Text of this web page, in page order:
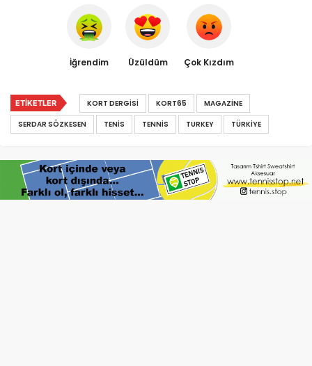
İğrendim Üzüldüm Çok Kızdım
ETIKETLER KORT DERGISI KORT65
MAGAZINE
SERDAR SÖZKESEN
TENIS TENNIS TURKEY TÜRKIYE